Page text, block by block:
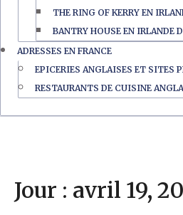
THE RING OF KERRY EN
BANTRY HOUSE EN IRLANDE
ADRESSES EN FRANCE
EPICERIES ANGLAISES ET SITES
RESTAURANTS DE CUISINE
Jour : avril 19,